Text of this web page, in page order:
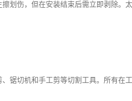
划伤，但在安装结束后需立即剥除。
锯切机和手工剪等切割工具。所有在